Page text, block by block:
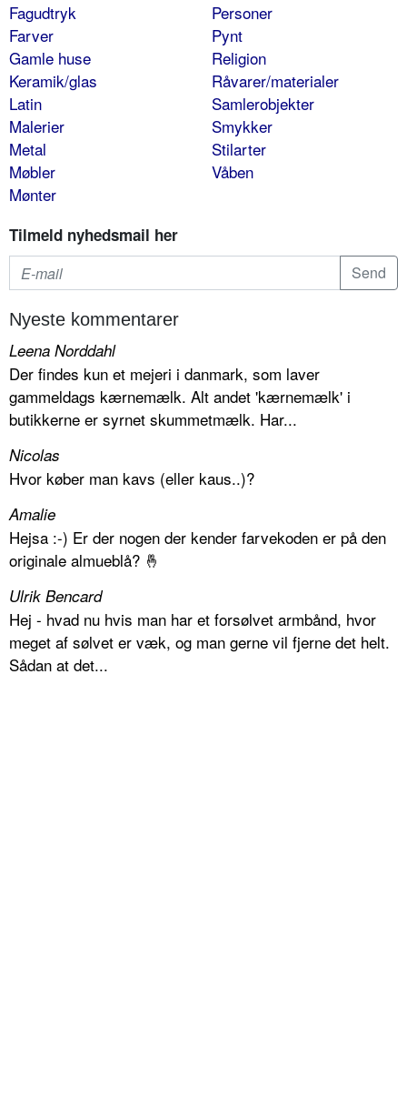
Fagudtryk
Farver
Gamle huse
Keramik/glas
Latin
Malerier
Metal
Møbler
Mønter
Personer
Pynt
Religion
Råvarer/materialer
Samlerobjekter
Smykker
Stilarter
Våben
Tilmeld nyhedsmail her
Nyeste kommentarer
Leena Norddahl
Der findes kun et mejeri i danmark, som laver
gammeldags kærnemælk. Alt andet 'kærnemælk' i
butikkerne er syrnet skummetmælk. Har...
Nicolas
Hvor køber man kavs (eller kaus..)?
Amalie
Hejsa :-) Er der nogen der kender farvekoden er på den
originale almueblå? 🤞
Ulrik Bencard
Hej - hvad nu hvis man har et forsølvet armbånd, hvor
meget af sølvet er væk, og man gerne vil fjerne det helt.
Sådan at det...